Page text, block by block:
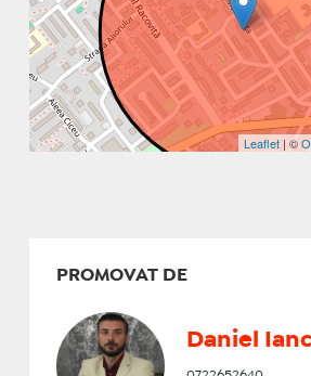
Leaflet | ©
PROMOVAT DE
Daniel